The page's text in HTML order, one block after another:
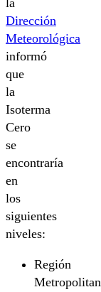
la
Dirección
Meteorológica
informó
que
la
Isoterma
Cero
se
encontraría
en
los
siguientes
niveles:
Región